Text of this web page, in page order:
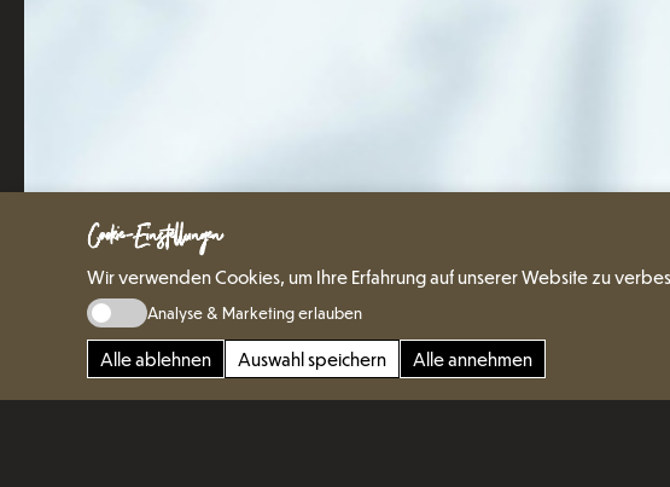
Cookie-Einstellungen
Wir verwenden Cookies, um Ihre Erfahrung auf unserer Website zu
Analyse & Marketing erlauben
Alle ablehnen Auswahl speichern Alle annehmen